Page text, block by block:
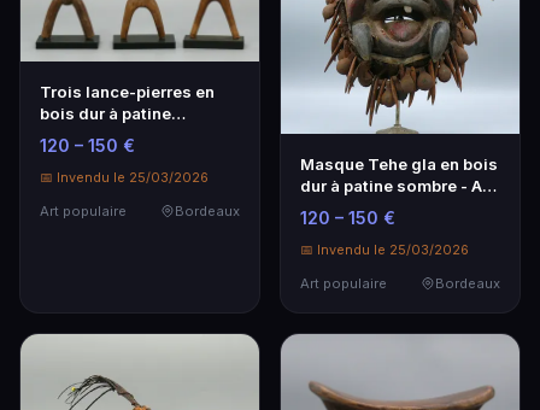
Trois lance-pierres en
bois dur à patine
naturelle - Art populaire
120 – 150 €
📅 Invendu le 25/03/2026
Art populaire
Bordeaux
Masque Tehe gla en bois
dur à patine sombre - Art
populaire
120 – 150 €
📅 Invendu le 25/03/2026
Art populaire
Bordeaux